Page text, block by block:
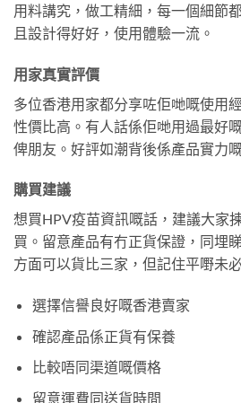
用料講究，做工精細，每一個細節
且設計得好好，使用體驗一流。
用家真實評價
多位香港用家都分享咗佢哋嘅使用
性價比高。有人話係佢哋用過最好
俾朋友。好評如潮背後係產品實力
購買建議
想買HPV疫苗資訊嘅話，建議大家
買。留意產品有冇正貨保證，同埋
方面可以貨比三家，但記住平嘢未
選擇信譽良好嘅香港賣家
確認產品係正貨有保養
比較唔同渠道嘅價格
留意運費同送貨時間